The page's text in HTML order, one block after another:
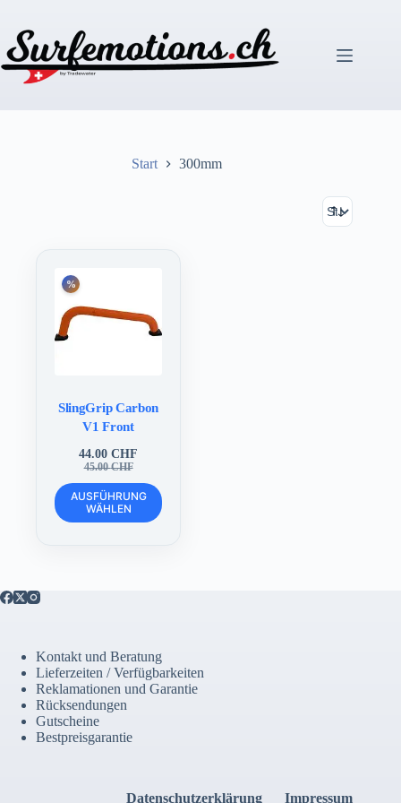
springen
Start 300mm
SlingGrip Carbon
V1 Front
45.00CHF
Ursprünglicher
Preis
war:
45.00 CHF
44.00CHF
Aktueller
Preis
ist:
44.00 CHF.
AUSFÜHRUNG
WÄHLEN
Dieses
Produkt
weist
der
Produktseite
gewählt
werden
Kontakt und Beratung
Lieferzeiten / Verfügbarkeiten
Reklamationen und Garantie
Rücksendungen
Gutscheine
Bestpreisgarantie
Datenschutzerklärung Impressum